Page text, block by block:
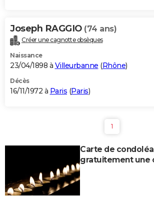
Joseph RAGGIO (74 ans)
Créer une cagnotte obsèques
Naissance
23/04/1898 à Villeurbanne (Rhône)
Décès
16/11/1972 à Paris (Paris)
1
Carte de
gratuitement une